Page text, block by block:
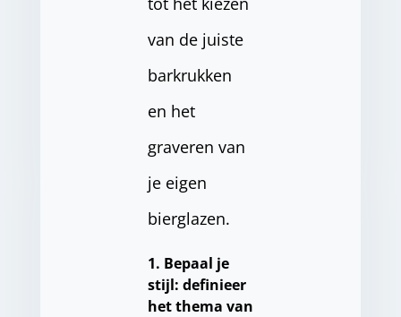
van de juiste
barkrukken
en het
graveren van
je eigen
bierglazen.
1. Bepaal je
stijl: definieer
het thema van